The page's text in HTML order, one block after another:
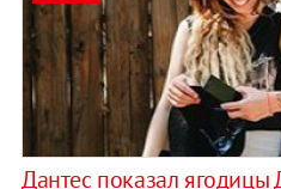
Дантес показал